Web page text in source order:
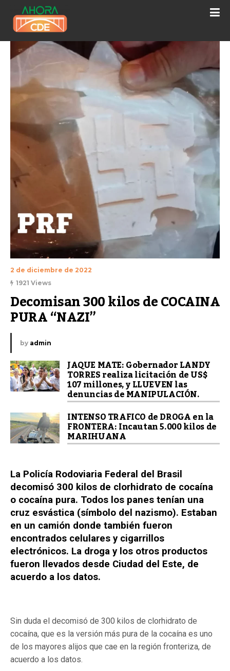
2 de diciembre de 2022
1921 Views
Decomisan 300 kilos de COCAINA
PURA “NAZI”
by admin
JAQUE MATE: Gobernador LANDY
TORRES realiza licitación de US$
107 millones, y LLUEVEN las
denuncias de MANIPULACIÓN.
INTENSO TRAFICO de DROGA en la
FRONTERA: Incautan 5.000 kilos de
MARIHUANA
La Policía Rodoviaria Federal del Brasil
decomisó 300 kilos de clorhidrato de cocaína
o cocaína pura. Todos los panes tenían una
cruz esvástica (símbolo del nazismo). Estaban
en un camión donde también fueron
encontrados celulares y cigarrillos
electrónicos. La droga y los otros productos
fueron llevados desde Ciudad del Este, de
acuerdo a los datos.
Sin duda el decomisó de 300 kilos de clorhidrato de
cocaína, que es la versión más pura de la cocaína es uno
de los mayores alijos que cae en la región fronteriza, de
acuerdo a los datos.